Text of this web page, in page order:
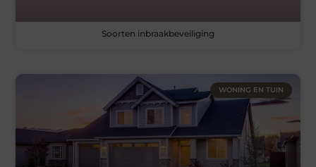
Soorten inbraakbeveiliging
WONING EN TUIN